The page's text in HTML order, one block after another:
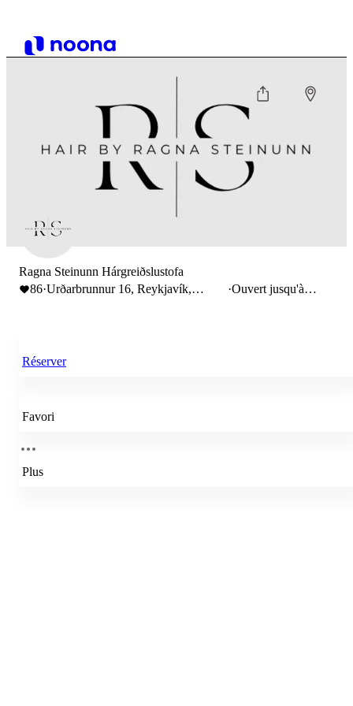
Ragna Steinunn Hárgreiðslustofa
86·Urðarbrunnur 16, Reykjavík,
·Ouvert jusqu'à
Réserver
Favori
Plus